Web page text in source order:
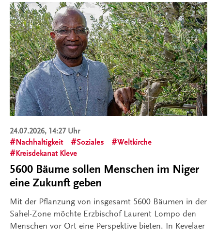
24.07.2026, 14:27 Uhr
Nachhaltigkeit
Soziales
Weltkirche
Kreisdekanat Kleve
5600 Bäume sollen Menschen im Niger
eine Zukunft geben
Mit der Pflanzung von insgesamt 5600 Bäumen in der
Sahel-Zone möchte Erzbischof Laurent Lompo den
Menschen vor Ort eine Perspektive bieten. In Kevelaer